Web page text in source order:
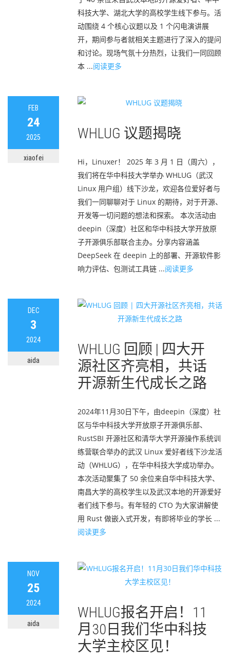
科技大学、湖北大学的高校学生线下参与。活
动围绕 4 个核心议题以及 1 个闪电演讲展
开，期间参与者就相关主题进行了深入的提问
和讨论。现场气氛十分热烈，让我们一同回顾
本 ...阅读更多
FEB
24
2025
xiaofei
WHLUG 议题揭晓
Hi，Linuxer！ 2025 年 3 月 1 日（周六），
我们将在华中科技大学举办 WHLUG（武汉
Linux 用户组）线下沙龙，欢迎各位爱好者与
我们一同聊聊对于 Linux 的期待，对于开源、
开发等一切问题的想法和探索。 本次活动由
deepin（深度）社区和华中科技大学开放原
子开源俱乐部联合主办。分享内容涵盖
DeepSeek 在 deepin 上的部署、开源软件影
响力评估、包测试工具链 ...阅读更多
DEC
3
2024
aida
WHLUG 回顾 | 四大开
源社区齐亮相，共话
开源新生代成长之路
2024年11月30日下午，由deepin（深度）社
区与华中科技大学开放原子开源俱乐部、
RustSBI 开源社区和清华大学开源操作系统训
练营联合举办的武汉 Linux 爱好者线下沙龙活
动（WHLUG），在华中科技大学成功举办。
本次活动聚集了 50 余位来自华中科技大学、
南昌大学的高校学生以及武汉本地的开源爱好
者们线下参与。有年轻的 CTO 为大家讲解使
用 Rust 做嵌入式开发，有即将毕业的学长 ...
阅读更多
NOV
25
2024
aida
WHLUG报名开启！11
月30日我们华中科技
大学主校区见！